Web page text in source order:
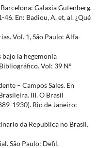
Galaxia Gutenberg.
46. En: Badiou, A, et, al. ¿Qué
Vol. 1, São Paulo: Alfa-
bajo la hegemonía
Vol: 39 Nº
– Campos Sales. En
III. O Brasil
1930). Rio de Janeiro:
da Republica no Brasil.
São Paulo: Defil.